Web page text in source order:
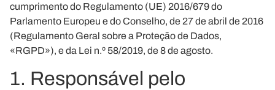
cumprimento do Regulamento (UE) 2016/679 do
Parlamento Europeu e do Conselho, de 27 de abril de 2016
(Regulamento Geral sobre a Proteção de Dados,
«RGPD»), e da Lei n.º 58/2019, de 8 de agosto.
1. Responsável pelo